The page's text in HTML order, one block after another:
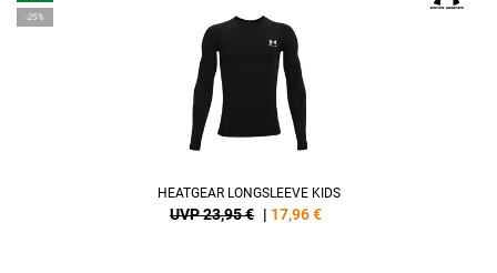
-25%
HEATGEAR LONGSLEEVE KIDS
UVP 23,95 € | 17,96€